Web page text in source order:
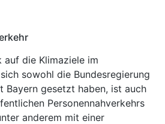
die Klimaziele im
sowohl die Bundesregierung
Bayern gesetzt haben, ist auch
Personennahverkehrs
anderem mit einer